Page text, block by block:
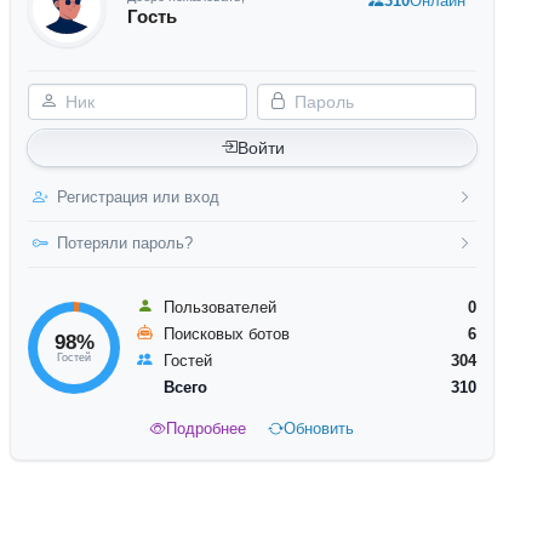
Гость
Ник Пароль
Войти
Регистрация или вход
Потеряли пароль?
98%
Гостей
Пользователей
0
Поисковых ботов
6
Гостей
304
Всего
310
Подробнее Обновить